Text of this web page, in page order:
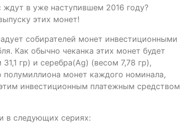
в уже наступившем 2016 году?
этих монет!
собирателей монет инвестиционными
Как обычно чеканка этих монет будет
гр) и серебра(Ag) (весом 7,78 гр),
полумиллиона монет каждого номинала,
инвестиционным платежным средством
в следующих сериях: